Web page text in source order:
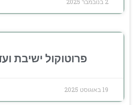
פרוטוקול ישיבת ועד
19 באוגוסט 2025